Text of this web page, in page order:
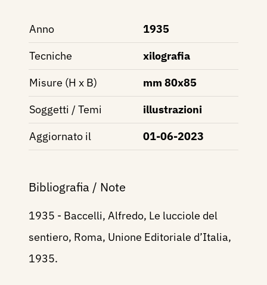
Anno
1935
Tecniche
xilografia
Misure (H x B)
mm 80x85
Soggetti / Temi
illustrazioni
Aggiornato il
01-06-2023
Bibliografia / Note
1935 - Baccelli, Alfredo, Le lucciole del
sentiero, Roma, Unione Editoriale d’Italia,
1935.